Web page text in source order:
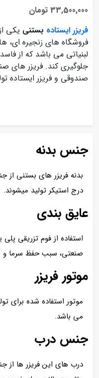
33,500,000 تومان
فریزر ایستاده بستنی یکی
فروشگاه های زنجیره ای،
لبنیاتی می باشد که از
جلوگیری کند. فریزر های
صندوقی و فریزر ایستاده
جنس بدنه
بدنه فریزر های بستنی از
درج استیکر تولید میشوند.
عایق بندی
استفاده از فوم تزریقی
صنعتی، سبب حفظ سرما و
موتور فریزر
موتور استفاده شده برای
می باشد.
جنس درب
درب های این فریزر ها